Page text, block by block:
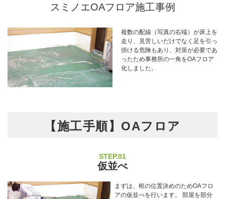
スミノエOAフロア施工事例
複数の配線（写真の右端）が床上を
走り、見苦しいだけでなく足を引っ
掛ける危険もあり、対策が必要であ
ったため事務所の一角をOAフロア
化しました。
【施工手順】OAフロア
STEP.01
仮並べ
まずは、框の位置決めのためOAフロ
アの仮並べを行います。 部屋を部分